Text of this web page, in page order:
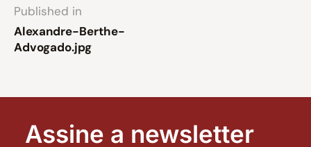
Published in
Alexandre-Berthe-
Advogado.jpg
Assine a newsletter